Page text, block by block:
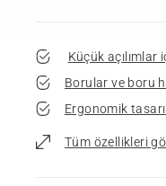
Borular ve boru
Ergonomik
Tüm özellikleri